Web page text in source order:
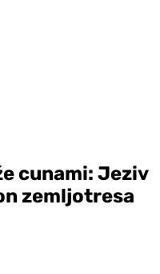
cunami: Jeziv
zemljotresa